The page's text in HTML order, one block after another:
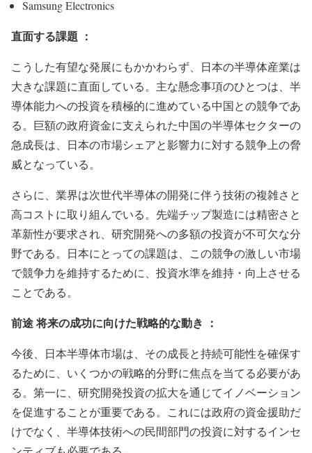
Samsung Electronics
直面する課題 ：
こうした有望な発展にもかかわらず、日本の半導体産業は
大きな課題に直面している。主な懸念事項のひとつは、半
導体能力への投資を積極的に進めている中国との競争であ
る。巨額の政府資金に支えられた中国の半導体セクターの
急成長は、日本の市場シェアと影響力に対する競争上の脅
威となっている。
さらに、業界は次世代半導体の開発に伴う技術の複雑さと
高コストに取り組んでいる。先端チップ製造には精密さと
革新性が要求され、研究開発への多額の投資が不可欠な分
野である。日本にとっての課題は、この競争の激しい市場
で競争力を維持するために、投資水準を維持・向上させる
ことである。
前途 将来の成功に向けた戦略的な動き ：
今後、日本半導体市場は、その成長と持続可能性を確保す
るために、いくつかの戦略的分野に焦点を当てる必要があ
る。第一に、研究開発投資の拡大を通じてイノベーション
を促進することが重要である。これには政府の資金援助だ
けでなく、半導体技術への民間部門の投資に対するインセ